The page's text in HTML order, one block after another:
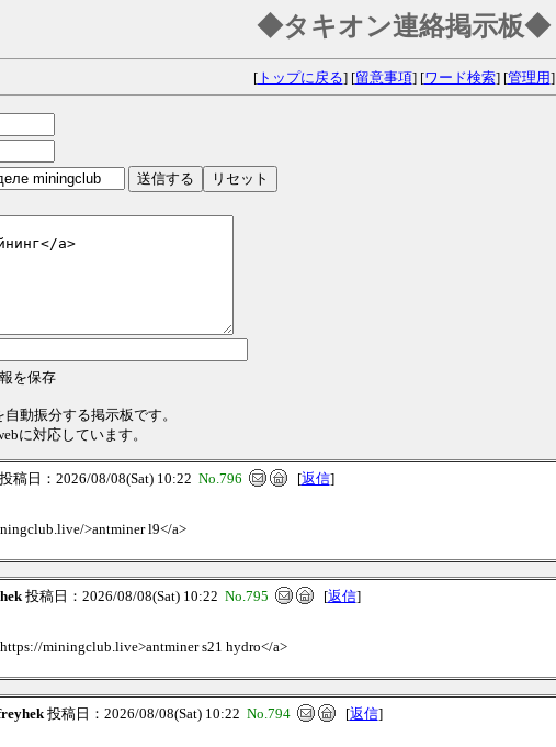
◆タキオン連絡掲示板◆
[トップに戻る] [留意事項] [ワード検索] [管理用]
を保存
動振分する掲示板です。
に対応しています。
稿日：2026/08/08(Sat) 10:22 No.796 [返信]
>antminer l9</a>
投稿日：2026/08/08(Sat) 10:22 No.795 [返信]
miningclub.live>antminer s21 hydro</a>
投稿日：2026/08/08(Sat) 10:22 No.794 [返信]